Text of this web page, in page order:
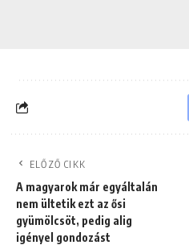
ELŐZŐ CIKK
A magyarok már egyáltalán
nem ültetik ezt az ősi
gyümölcsöt, pedig alig
igényel gondozást